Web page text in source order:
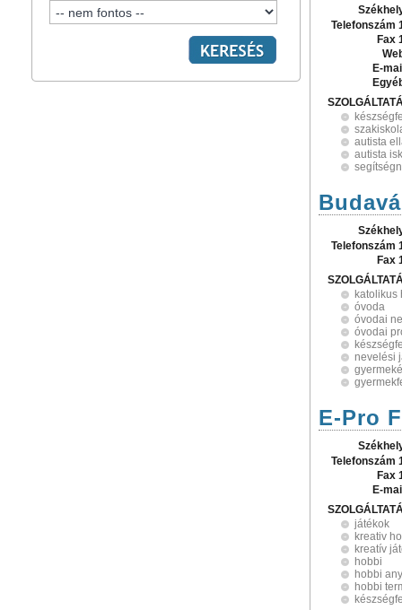
Telefonszám
Fax
E-
autista
autista
Telefonszám
Fax
katolikus
óvoda
óvodai
óvodai
nevelési
E-Pro
Telefonszám
Fax
E-
játékok
kreativ
kreatív
hobbi
hobbi
hobbi